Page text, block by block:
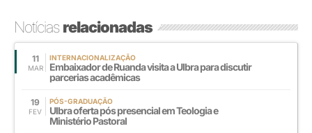
Notíciasrelacionadas
11
MAR
INTERNACIONALIZAÇÃO
Embaixador de Ruanda visita a Ulbra para discutir
parcerias acadêmicas
19
FEV
PÓS-GRADUAÇÃO
Ulbra oferta pós presencial em Teologia e
Ministério Pastoral